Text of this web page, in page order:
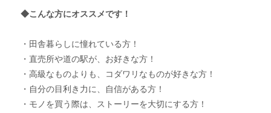
◆こんな方にオススメです！
・田舎暮らしに憧れている方！
・直売所や道の駅が、お好きな方！
・高級なものよりも、コダワリなものが好きな方！
・自分の目利き力に、自信がある方！
・モノを買う際は、ストーリーを大切にする方！